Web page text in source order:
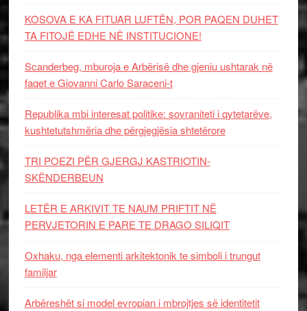
KOSOVA E KA FITUAR LUFTËN, POR PAQEN DUHET
TA FITOJË EDHE NË INSTITUCIONE!
Scanderbeg, mburoja e Arbërisë dhe gjeniu ushtarak në
faqet e Giovanni Carlo Saraceni-t
Republika mbi interesat politike: sovraniteti i qytetarëve,
kushtetutshmëria dhe përgjegjësia shtetërore
TRI POEZI PËR GJERGJ KASTRIOTIN-
SKËNDERBEUN
LETËR E ARKIVIT TE NAUM PRIFTIT NË
PERVJETORIN E PARE TE DRAGO SILIQIT
Oxhaku, nga elementi arkitektonik te simboli i trungut
familjar
Arbëreshët si model evropian i mbrojtjes së identitetit